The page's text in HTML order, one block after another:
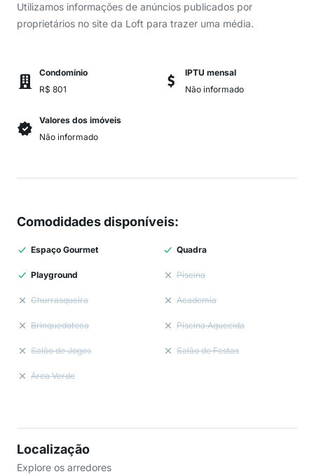
Utilizamos informações de anúncios publicados por
proprietários no site da Loft para trazer uma média.
Condomínio
R$ 801
IPTU mensal
Não informado
Valores dos imóveis
Não informado
Comodidades disponíveis:
Espaço Gourmet Quadra
Playground Piscina
Churrasqueira Academia
Brinquedoteca Piscina Aquecida
Salão de Jogos Salão de Festas
Área Verde
Localização
Explore os arredores